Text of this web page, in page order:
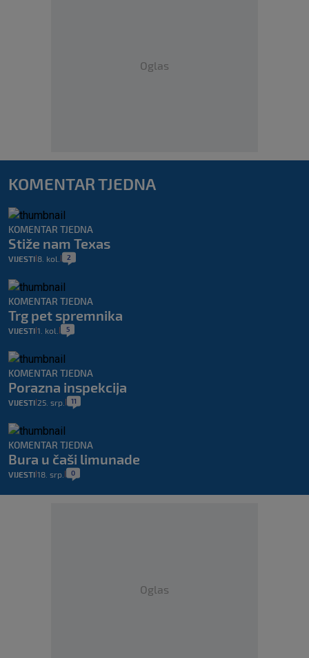
Oglas
KOMENTAR TJEDNA
KOMENTAR TJEDNA
Stiže nam Texas
VIJESTI 8. kol. 2
KOMENTAR TJEDNA
Trg pet spremnika
VIJESTI 1. kol. 5
KOMENTAR TJEDNA
Porazna inspekcija
VIJESTI 25. srp. 11
KOMENTAR TJEDNA
Bura u čaši limunade
VIJESTI 18. srp. 0
Oglas